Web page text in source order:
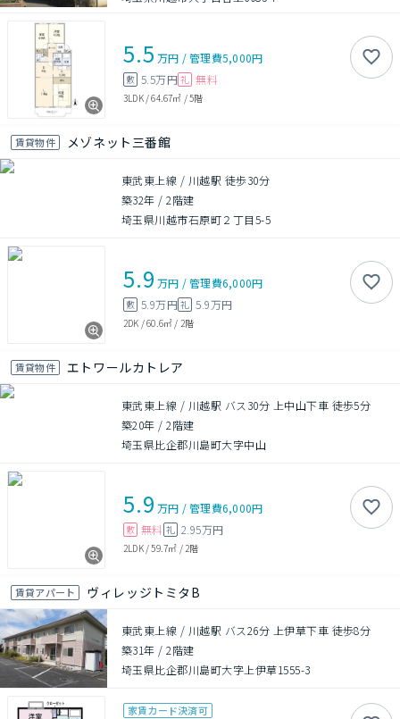
5.5 万円 /管理費5,000円
敷 5.5万円 礼 無料
3LDK/64.67㎡ /5階
賃貸物件 メゾネット三番館
東武東上線 / 川越駅 徒歩30分
築32年 /2階建
埼玉県川越市石原町２丁目5-5
5.9 万円 /管理費6,000円
敷 5.9万円礼 5.9万円
2DK /60.6㎡ / 2階
賃貸物件 エトワールカトレア
東武東上線 / 川越駅 バス30分 上中山下車 徒歩5分
築20年 /2階建
埼玉県比企郡川島町大字中山
5.9 万円 /管理費6,000円
敷 無料 礼 2.95万円
2LDK/59.7㎡ / 2階
賃貸アパート ヴィレッジトミタB
東武東上線 / 川越駅 バス26分 上伊草下車 徒歩8分
築31年 /2階建
埼玉県比企郡川島町大字上伊草1555-3
家賃カード決済可